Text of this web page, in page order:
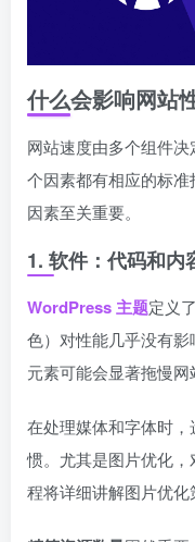
什么会影响网站
网站速度由多个组件
个因素都有相应的标
因素至关重要。
1. 软件：代码和内
WordPress 主题定义
色）对性能几乎没有
元素可能会显著拖慢网
在处理媒体和字体时
惯。尤其是图片优化
程将详细讲解图片优化